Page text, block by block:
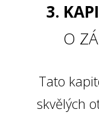
3.
O
Tato
skvělých